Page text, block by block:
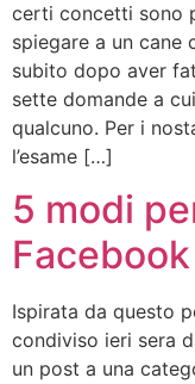
certi concetti sono
spiegare a un cane
subito dopo aver
sette domande a
qualcuno. Per i
l’esame […]
5 modi
Facebook
Ispirata da questo
condiviso ieri sera
un post a una